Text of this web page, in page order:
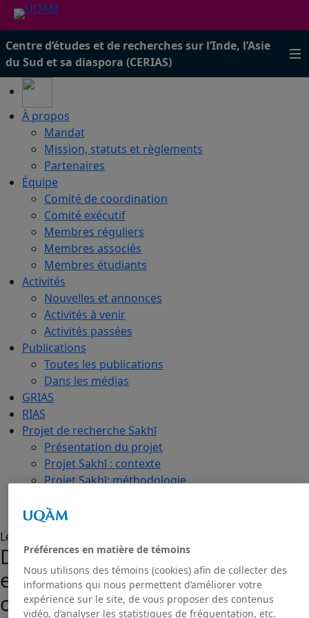
Centre d’études et de recherches sur l’Inde, l’Asie
du Sud et sa diaspora (CERIAS)
À propos
Mandat
Mission, statuts et règlements
Partenaires
Équipe
Comité de coordination
Comité exécutif
Membres réguliers
Membres associés
Membres étudiants
Activités
Nouvelles et annonces
Activités à venir
Activités passées
Publications
Toutes les publications
Dans les médias
GRIAS
RIAS
Projet de recherche Sakhī
Présentation du projet
Projet Sakhī : contexte
Projet Sakhī: méthodologie
Le CERIAS vous invite
Deux conférences-midi « Chine
et Inde en perspectives
comparatives »
Préférences en matière de témoins
Nous utilisons des témoins (cookies) afin de collecter des
informations qui nous permettent d’améliorer votre
expérience sur le site, de vous proposer des contenus
vidéo, d’analyser les statistiques de fréquentation, etc.